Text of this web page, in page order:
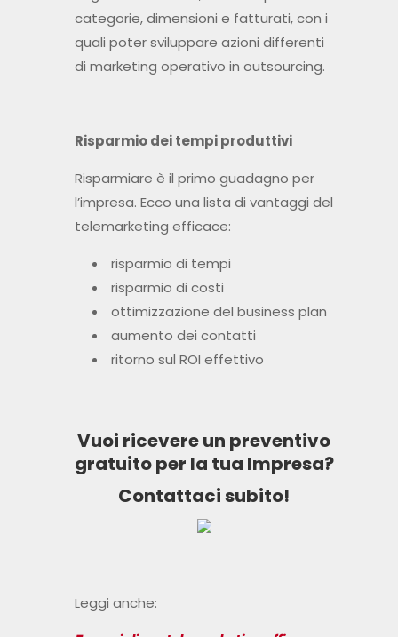
categorie, dimensioni e fatturati, con i
quali poter sviluppare azioni differenti
di marketing operativo in outsourcing.
Risparmio dei tempi produttivi
Risparmiare è il primo guadagno per
l’impresa. Ecco una lista di vantaggi del
telemarketing efficace:
risparmio di tempi
risparmio di costi
ottimizzazione del business plan
aumento dei contatti
ritorno sul ROI effettivo
Vuoi ricevere un preventivo
gratuito per la tua Impresa?
Contattaci subito!
Leggi anche: